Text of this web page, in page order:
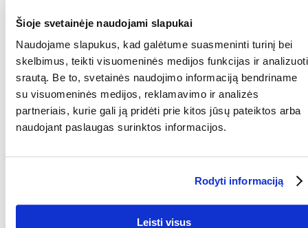
Šioje svetainėje naudojami slapukai
Naudojame slapukus, kad galėtume suasmeninti turinį bei
skelbimus, teikti visuomeninės medijos funkcijas ir analizuoti
srautą. Be to, svetainės naudojimo informaciją bendriname
su visuomeninės medijos, reklamavimo ir analizės
partneriais, kurie gali ją pridėti prie kitos jūsų pateiktos arba
naudojant paslaugas surinktos informacijos.
Rodyti informaciją
Leisti visus
Papildomas pašaras.
lapai, džiovinti dirviniai asiūkliai, džiovintos liucernos (8 %), džiovintos
dobilų žolės (7 %), džiovintos dilgėlės, liepų lapai, džiovinti medetkų
žiedai (4 %), džiovinti blindės žiedai, džiovinti rožių žiedlapiai.
Analitinės sudedamosios dalys: žalių baltymų min. 11,4 %, neapdoroti
riebalai min. 0 %, žalia ląsteliena maks. 33,7 %, žali pelenai maks. 10,46
%, drėgmės maks. 12%.
(KG):